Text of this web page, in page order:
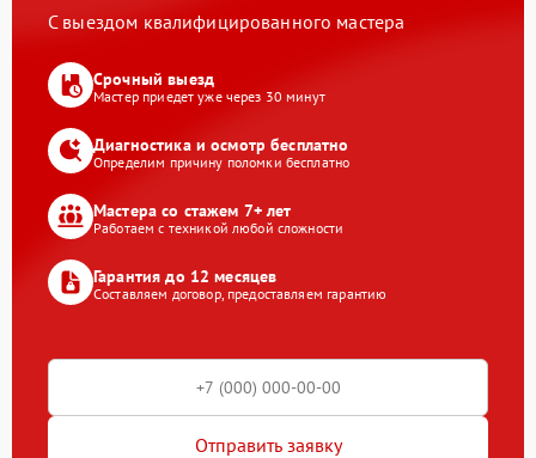
С выездом квалифицированного мастера
Срочный выезд
Мастер приедет уже через 30 минут
Диагностика и осмотр бесплатно
Определим причину поломки бесплатно
Мастера со стажем 7+ лет
Работаем с техникой любой сложности
Гарантия до 12 месяцев
Составляем договор, предоставляем гарантию
Отправить заявку